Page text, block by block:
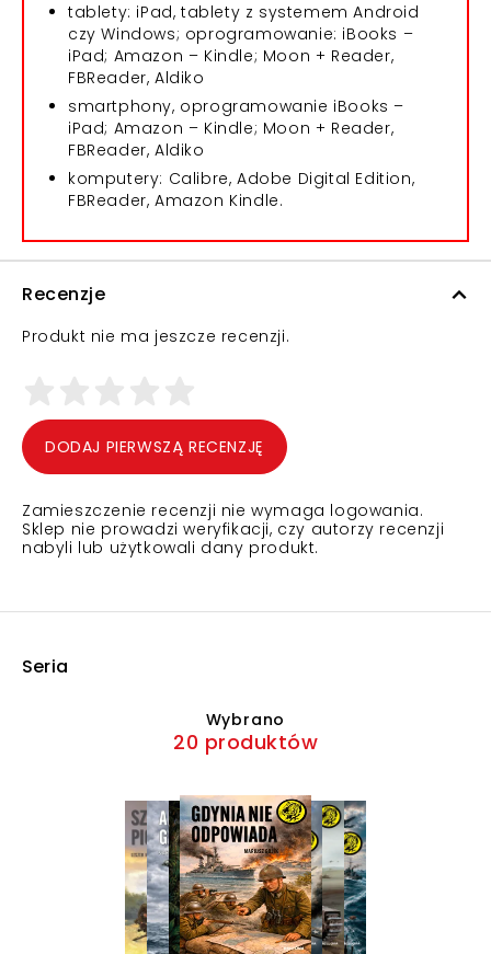
tablety: iPad, tablety z systemem Android
czy Windows; oprogramowanie: iBooks –
iPad; Amazon – Kindle; Moon + Reader,
FBReader, Aldiko
smartphony, oprogramowanie iBooks –
iPad; Amazon – Kindle; Moon + Reader,
FBReader, Aldiko
komputery: Calibre, Adobe Digital Edition,
FBReader, Amazon Kindle.
Recenzje
Produkt nie ma jeszcze recenzji.
DODAJ PIERWSZĄ RECENZJĘ
Zamieszczenie recenzji nie wymaga logowania.
Sklep nie prowadzi weryfikacji, czy autorzy recenzji
nabyli lub użytkowali dany produkt.
Seria
Wybrano
20 produktów